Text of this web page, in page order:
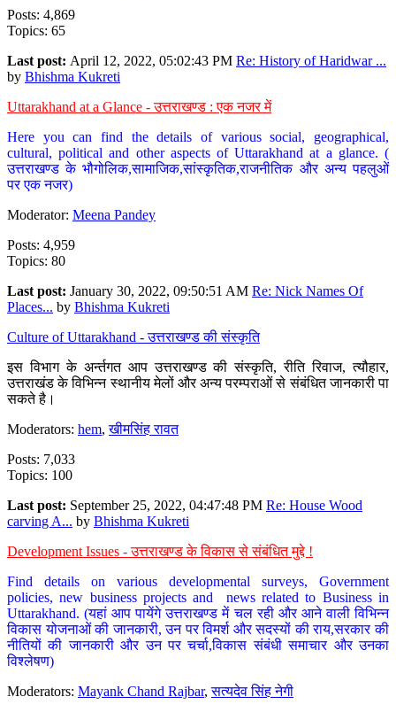
Posts: 4,869
Topics: 65
Last post: April 12, 2022, 05:02:43 PM Re: History of Haridwar ...
by Bhishma Kukreti
Uttarakhand at a Glance - उत्तराखण्ड : एक नजर में
Here you can find the details of various social, geographical,
cultural, political and other aspects of Uttarakhand at a glance. (
उत्तराखण्ड के भौगोलिक,सामाजिक,सांस्कृतिक,राजनीतिक और अन्य पहलुओं
पर एक नजर)
Moderator: Meena Pandey
Posts: 4,959
Topics: 80
Last post: January 30, 2022, 09:50:51 AM Re: Nick Names Of
Places... by Bhishma Kukreti
Culture of Uttarakhand - उत्तराखण्ड की संस्कृति
इस विभाग के अर्न्तगत आप उत्तराखण्ड की संस्कृति, रीति रिवाज, त्यौहार,
उत्तराखंड के विभिन्न स्थानीय मेलों और अन्य परम्पराओं से संबंधित जानकारी पा
सकते है।
Moderators: hem,खीमसिंह रावत
Posts: 7,033
Topics: 100
Last post: September 25, 2022, 04:47:48 PM Re: House Wood
carving A... by Bhishma Kukreti
Development Issues - उत्तराखण्ड के विकास से संबंधित मुद्दे !
Find details on various developmental surveys, Government
policies, new business projects and news related to Business in
Uttarakhand. (यहां आप पायेंगे उत्तराखण्ड में चल रही और आने वाली विभिन्न
विकास योजनाओं की जानकारी, उन पर विमर्श और सदस्यों की राय,सरकार की
नीतियों की जानकारी और उन पर चर्चा,विकास संबंधी समाचार और उनका
विश्लेषण)
Moderators: Mayank Chand Rajbar,सत्यदेव सिंह नेगी